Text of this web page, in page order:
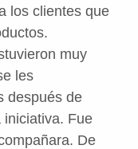
los clientes que
muy
les
después de
iniciativa. Fue
De